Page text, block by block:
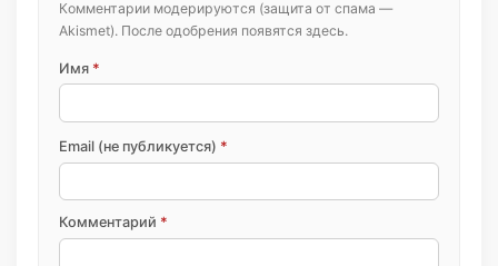
Комментарии модерируются (защита от спама —
Akismet). После одобрения появятся здесь.
Имя *
Email (не публикуется) *
Комментарий *